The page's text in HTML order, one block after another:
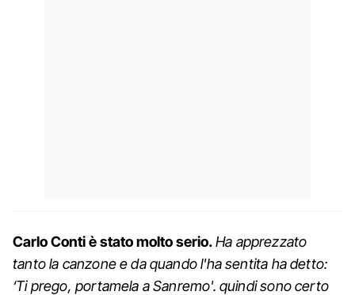
Carlo Conti è stato molto serio.Ha apprezzato
tanto la canzone e da quando l'ha sentita ha detto:
‘Ti prego, portamela a Sanremo'. quindi sono certo